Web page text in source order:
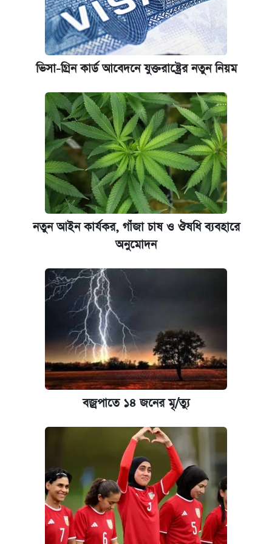
ভিসা-গ্রিন কার্ড আবেদনে যুক্তরাষ্ট্রের নতুন নিয়ম
নতুন আইন কার্যকর, গাঁজা চাষ ও ঔষধি ব্যবহারে
অনুমোদন
বজ্রপাতে ১৪ জনের মৃ/ত্যু